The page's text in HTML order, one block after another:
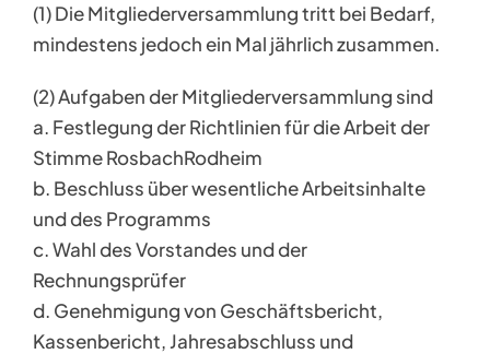
(1) Die Mitgliederversammlung tritt bei Bedarf,
mindestens jedoch ein Mal jährlich zusammen.
(2) Aufgaben der Mitgliederversammlung sind
a. Festlegung der Richtlinien für die Arbeit der
Stimme RosbachRodheim
b. Beschluss über wesentliche Arbeitsinhalte
und des Programms
c. Wahl des Vorstandes und der
Rechnungsprüfer
d. Genehmigung von Geschäftsbericht,
Kassenbericht, Jahresabschluss und